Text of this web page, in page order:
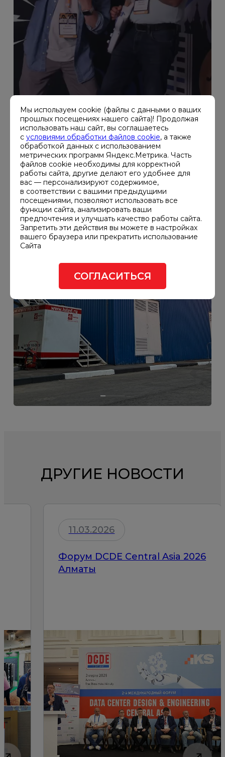
ДРУГИЕ НОВОСТИ
11.03.2026
Форум DCDE Central Asia 2026
Алматы
Мы используем cookie (файлы с данными о ваших
прошлых посещениях нашего сайта)! Продолжая
использовать наш сайт, вы соглашаетесь
с условиями обработки файлов cookie, а также
обработкой данных с использованием
метрических программ Яндекс.Метрика. Часть
файлов cookie необходимы для корректной
работы сайта, другие делают его удобнее для
вас — персонализируют содержимое,
в соответствии с вашими предыдущими
посещениями, позволяют использовать все
функции сайта, анализировать ваши
предпочтения и улучшать качество работы сайта.
Запретить эти действия вы можете в настройках
вашего браузера или прекратить использование
Сайта
СОГЛАСИТЬСЯ